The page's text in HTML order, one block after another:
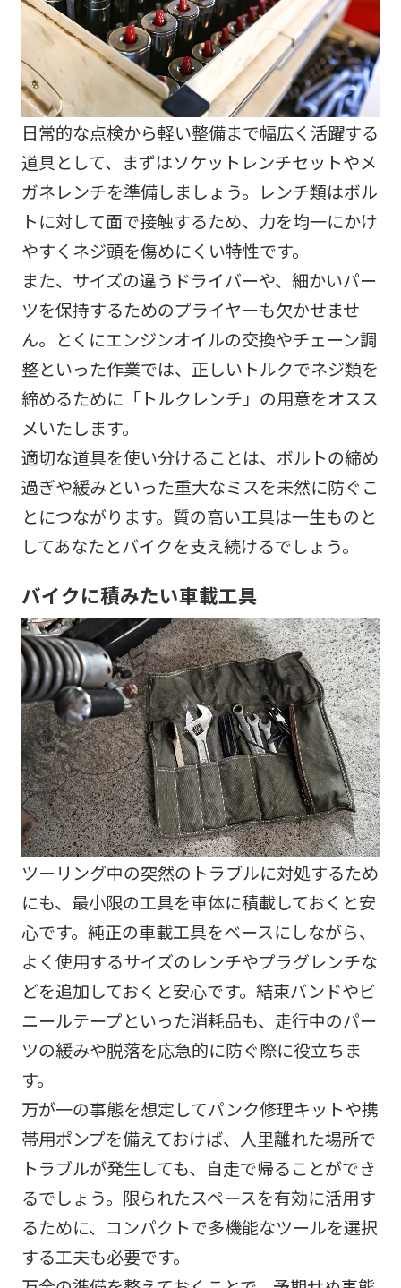
日常的な点検から軽い整備まで幅広く活躍する
道具として、まずはソケットレンチセットやメ
ガネレンチを準備しましょう。レンチ類はボル
トに対して面で接触するため、力を均一にかけ
やすくネジ頭を傷めにくい特性です。
また、サイズの違うドライバーや、細かいパー
ツを保持するためのプライヤーも欠かせませ
ん。とくにエンジンオイルの交換やチェーン調
整といった作業では、正しいトルクでネジ類を
締めるために「トルクレンチ」の用意をオスス
メいたします。
適切な道具を使い分けることは、ボルトの締め
過ぎや緩みといった重大なミスを未然に防ぐこ
とにつながります。質の高い工具は一生ものと
してあなたとバイクを支え続けるでしょう。
バイクに積みたい車載工具
ツーリング中の突然のトラブルに対処するため
にも、最小限の工具を車体に積載しておくと安
心です。純正の車載工具をベースにしながら、
よく使用するサイズのレンチやプラグレンチな
どを追加しておくと安心です。結束バンドやビ
ニールテープといった消耗品も、走行中のパー
ツの緩みや脱落を応急的に防ぐ際に役立ちま
す。
万が一の事態を想定してパンク修理キットや携
帯用ポンプを備えておけば、人里離れた場所で
トラブルが発生しても、自走で帰ることができ
るでしょう。限られたスペースを有効に活用す
るために、コンパクトで多機能なツールを選択
する工夫も必要です。